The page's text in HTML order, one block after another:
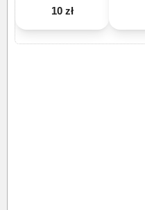
10 zł